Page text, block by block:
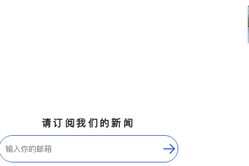
请订阅我们的新闻